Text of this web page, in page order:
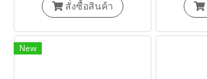
สั่งซื้อสินค้า
New